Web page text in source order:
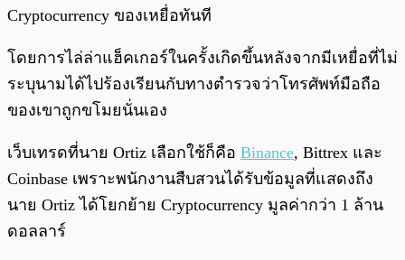
Cryptocurrency ของเหยื่อทันที
โดยการไล่ล่าแฮ็คเกอร์ในครั้งเกิดขึ้นหลังจากมีเหยื่อที่ไม่
ระบุนามได้ไปร้องเรียนกับทางตำรวจว่าโทรศัพท์มือถือ
ของเขาถูกขโมยนั่นเอง
เว็บเทรดที่นาย Ortiz เลือกใช้ก็คือ Binance, Bittrex และ
Coinbase เพราะพนักงานสืบสวนได้รับข้อมูลที่แสดงถึง
นาย Ortiz ได้โยกย้าย Cryptocurrency มูลค่ากว่า 1 ล้าน
ดอลลาร์